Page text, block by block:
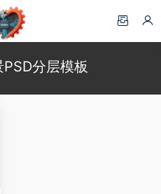
分层模板